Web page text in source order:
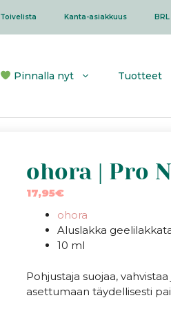
Toivelista Kanta-asiakkuus
Pinnalla nyt Tuotteet
ohora | Pro
17,95€
ohora
Aluslakka
10 ml
Pohjustaja suojaa,
asettumaan täydellisesti